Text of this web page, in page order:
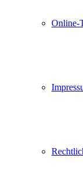
Online-